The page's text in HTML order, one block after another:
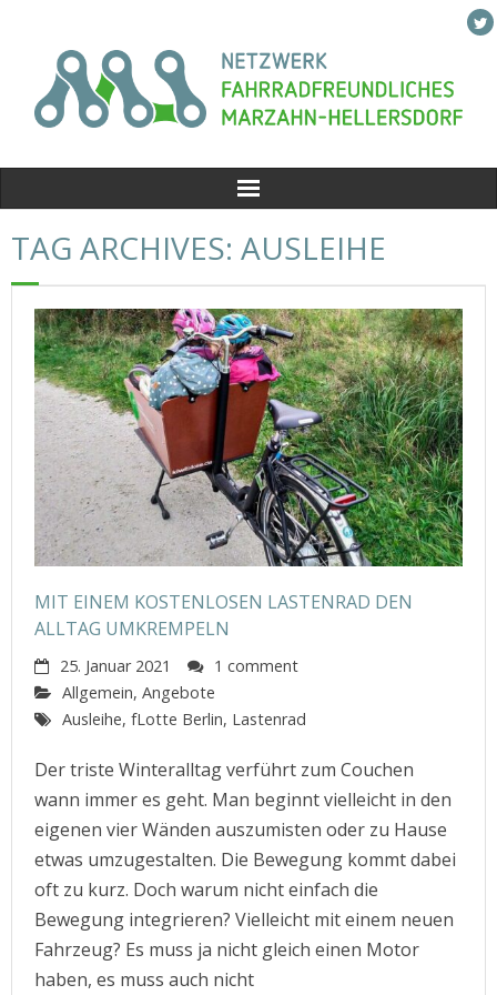
content
TAG ARCHIVES: AUSLEIHE
MIT EINEM KOSTENLOSEN LASTENRAD DEN
ALLTAG UMKREMPELN
25. Januar 2021
1 comment
Allgemein, Angebote
Ausleihe, fLotte Berlin, Lastenrad
Der triste Winteralltag verführt zum Couchen
wann immer es geht. Man beginnt vielleicht in den
eigenen vier Wänden auszumisten oder zu Hause
etwas umzugestalten. Die Bewegung kommt dabei
oft zu kurz. Doch warum nicht einfach die
Bewegung integrieren? Vielleicht mit einem neuen
Fahrzeug? Es muss ja nicht gleich einen Motor
haben, es muss auch nicht